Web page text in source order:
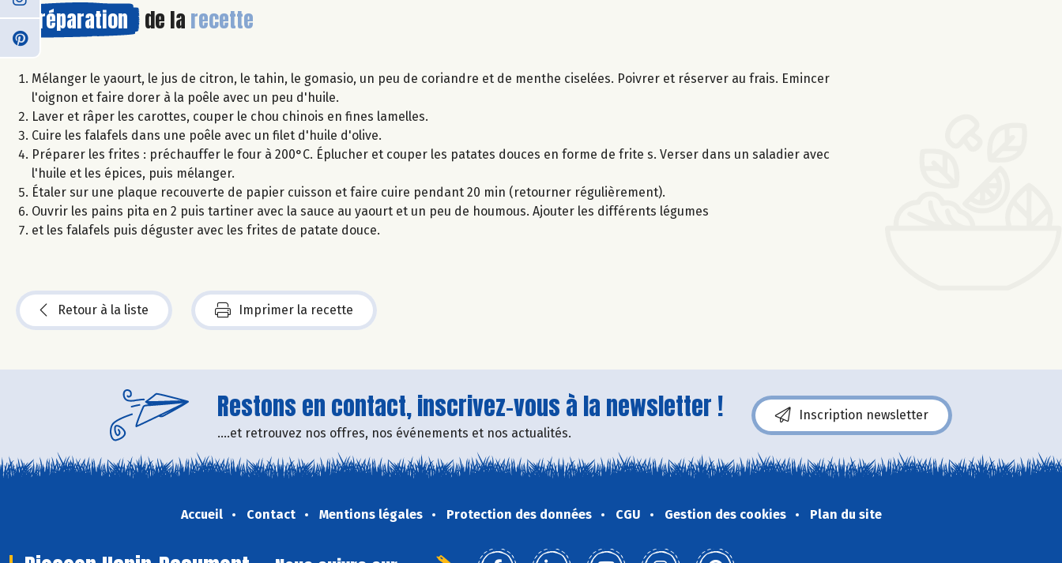
Préparation de la recette
Mélanger le yaourt, le jus de citron, le tahin, le gomasio, un peu de coriandre et de menthe ciselées. Poivrer et réserver au frais. Emincer
l'oignon et faire dorer à la poêle avec un peu d'huile.
Laver et râper les carottes, couper le chou chinois en fines lamelles.
Cuire les falafels dans une poêle avec un filet d'huile d'olive.
Préparer les frites : préchauffer le four à 200°C. Éplucher et couper les patates douces en forme de frite s. Verser dans un saladier avec
l'huile et les épices, puis mélanger.
Étaler sur une plaque recouverte de papier cuisson et faire cuire pendant 20 min (retourner régulièrement).
Ouvrir les pains pita en 2 puis tartiner avec la sauce au yaourt et un peu de houmous. Ajouter les différents légumes
et les falafels puis déguster avec les frites de patate douce.
Retour à la liste Imprimer la recette
Restons en contact, inscrivez-vous à la newsletter !
....et retrouvez nos offres, nos événements et nos actualités.
Inscription newsletter
Accueil Contact Mentions légales Protection des données CGU Gestion des cookies Plan du site